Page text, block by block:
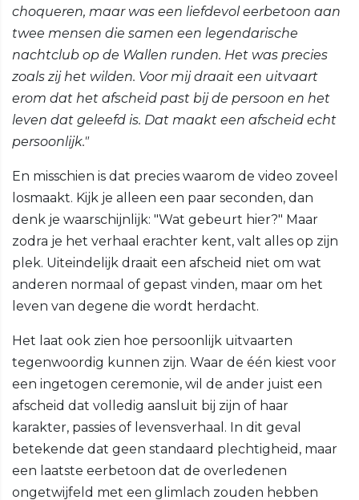
choqueren, maar was een liefdevol eerbetoon aan
twee mensen die samen een legendarische
nachtclub op de Wallen runden. Het was precies
zoals zij het wilden. Voor mij draait een uitvaart
erom dat het afscheid past bij de persoon en het
leven dat geleefd is. Dat maakt een afscheid echt
persoonlijk."
En misschien is dat precies waarom de video zoveel
losmaakt. Kijk je alleen een paar seconden, dan
denk je waarschijnlijk: "Wat gebeurt hier?" Maar
zodra je het verhaal erachter kent, valt alles op zijn
plek. Uiteindelijk draait een afscheid niet om wat
anderen normaal of gepast vinden, maar om het
leven van degene die wordt herdacht.
Het laat ook zien hoe persoonlijk uitvaarten
tegenwoordig kunnen zijn. Waar de één kiest voor
een ingetogen ceremonie, wil de ander juist een
afscheid dat volledig aansluit bij zijn of haar
karakter, passies of levensverhaal. In dit geval
betekende dat geen standaard plechtigheid, maar
een laatste eerbetoon dat de overledenen
ongetwijfeld met een glimlach zouden hebben